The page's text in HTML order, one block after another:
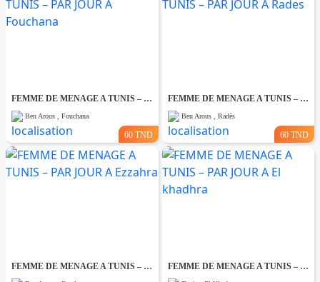
FEMME DE MENAGE A TUNIS – PAR JOUR A Fouchana
Ben Arous , Fouchana
60 TND
FEMME DE MENAGE A TUNIS – PAR JOUR A Rades
Ben Arous , Radès
60 TND
FEMME DE MENAGE A TUNIS – PAR JOUR A Ezzahra FEMME DE MENAGE A TUNIS – PAR JOUR A El khadhra